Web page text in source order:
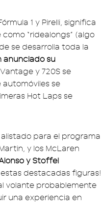
1 y Pirelli, significa
“ridealongs” (algo
se desarrolla toda la
anunciado su
y 720S se
automóviles se
Hot Laps se
para el programa
y los McLaren
y Stoffel
destacadas figuras!
volante probablemente
una experiencia en